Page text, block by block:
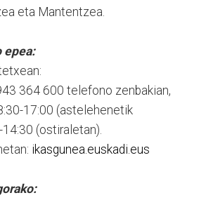
eta Mantentzea.
epea:
364 600 telefono zenbakian,
17:00 (astelehenetik
(ostiraletan).
ikasgunea.euskadi.eus